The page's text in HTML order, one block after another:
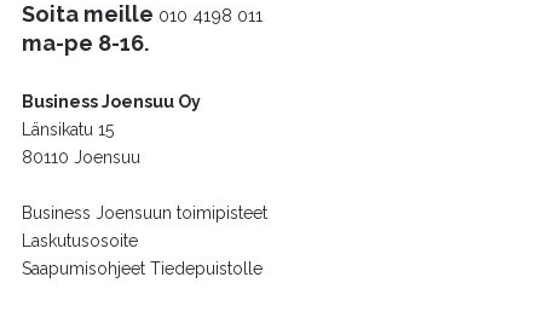
Soita meille 010 4198 011
ma-pe 8-16.
Business Joensuu Oy
Länsikatu 15
80110 Joensuu
Business Joensuun toimipisteet
Laskutusosoite
Saapumisohjeet Tiedepuistolle